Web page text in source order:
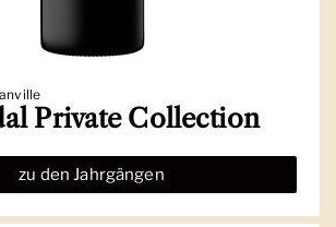
Private Collection
zu den Jahrgängen